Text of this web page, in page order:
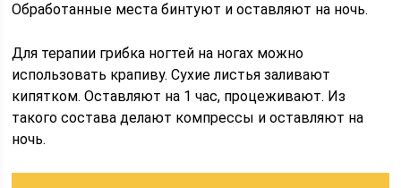
Обработанные места бинтуют и оставляют на ночь.
Для терапии грибка ногтей на ногах можно
использовать крапиву. Сухие листья заливают
кипятком. Оставляют на 1 час, процеживают. Из
такого состава делают компрессы и оставляют на
ночь.